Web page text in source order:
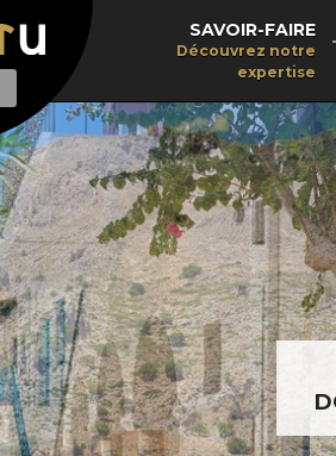
SAVOIR-FAIRE
Découvrez notre
expertise